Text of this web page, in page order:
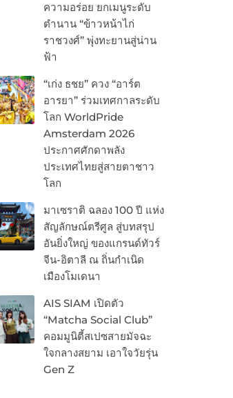
ความอร่อย ยกเมนูระดับ
ตำนาน “ข้าวหน้าไก่
ราชวงศ์” พุ่งทะยานสู่น่าน
ฟ้า
“เก่ง ธชย” ควง “อาร์ต
อารยา” ร่วมเทศกาลระดับ
โลก WorldPride
Amsterdam 2026
ประกาศศักดาพลัง
ประเทศไทยสู่สายตาชาว
โลก
มาเซราติ ฉลอง 100 ปี แห่ง
สัญลักษณ์ตรีศูล สู่บทสรุป
อันยิ่งใหญ่ ของแกรนด์ทัวร์
จีน-อิตาลี ณ ถิ่นกำเนิด
เมืองโมเดนา
AIS SIAM เปิดตัว
“Matcha Social Club”
คอมมูนิตี้สเปซสายมัจฉะ
ใจกลางสยาม เอาใจวัยรุ่น
Gen Z